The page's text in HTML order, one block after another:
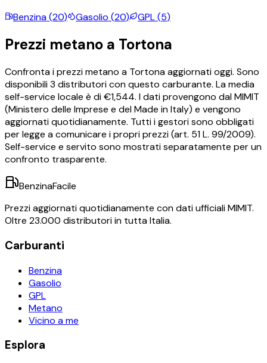
Benzina(20) Gasolio (20) GPL(5)
Prezzi metano a Tortona
Confronta i prezzimetano a Tortonaaggiornati oggi. Sono
disponibili3 distributori con questo carburante. La media
self-service locale è di €1,544. I dati provengono dal MIMIT
(Ministero delle Imprese e del Made in Italy) e vengono
aggiornati quotidianamente. Tutti i gestori sono obbligati
per legge a comunicare i propri prezzi (art. 51 L. 99/2009).
Self-service e servito sono mostrati separatamente per un
confronto trasparente.
BenzinaFacile
Prezzi aggiornati quotidianamente con dati ufficiali MIMIT.
Oltre 23.000 distributori in tutta Italia.
Carburanti
Benzina
Gasolio
GPL
Metano
Vicino a me
Esplora